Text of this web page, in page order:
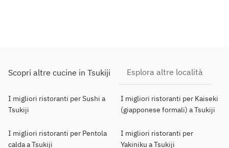
Scopri altre cucine in Tsukiji Esplora altre località
I migliori ristoranti per Sushi a
Tsukiji
I migliori ristoranti per Kaiseki
(giapponese formali) a Tsukiji
I migliori ristoranti per Pentola
calda a Tsukiji
I migliori ristoranti per
Yakiniku a Tsukiji